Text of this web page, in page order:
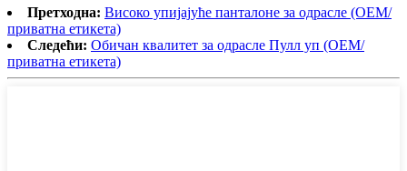
Претходна: Високо упијајуће панталоне за одрасле (ОЕМ/
приватна етикета)
Следећи: Обичан квалитет за одрасле Пулл уп (ОЕМ/
приватна етикета)